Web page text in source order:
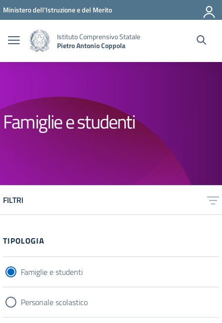
Vai ai contenuti
Vai al menu di navigazione
Vai al footer
Ministero dell'Istruzione e del Merito
Istituto Comprensivo Statale
Pietro Antonio Coppola
Famiglie e studenti
FILTRI
TIPOLOGIA
Famiglie e studenti
Personale scolastico